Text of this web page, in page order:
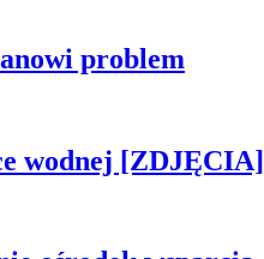
problem
wodnej [ZDJĘCIA]